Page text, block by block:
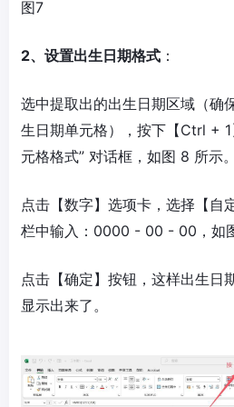
图7
2、设置出生日期格式 ：
选中提取出的出生日期区域（确
生日期单元格），按下【Ctrl +
元格格式” 对话框，如图 8 所示。
点击【数字】选项卡，选择【自
栏中输入：0000 - 00 - 00，如
点击【确定】按钮，这样出生
显示出来了。